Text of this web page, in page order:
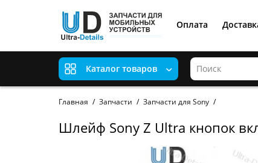
Оплата
Каталог товаров
Главная Запчасти Запчасти для Sony
Шлейф Sony Z Ultra кнопок